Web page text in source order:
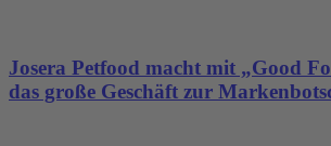
Josera Petfood macht mit „Good
das große Geschäft zur